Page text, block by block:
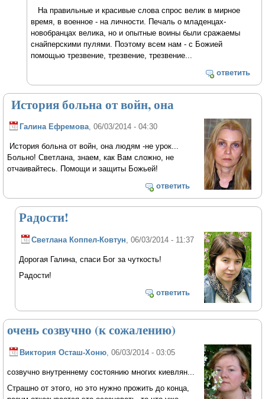
На правильные и красивые слова спрос велик в мирное
время, в военное - на личности. Печаль о младенцах-
новобранцах велика, но и опытные воины были сражаемы
снайперскими пулями. Поэтому всем нам - с Божией
помощью трезвение, трезвение, трезвение...
ответить
История больна от войн, она
Галина Ефремова, 06/03/2014 - 04:30
История больна от войн, она людям -не урок...
Больно! Светлана, знаем, как Вам сложно, не
отчаивайтесь. Помощи и защиты Божьей!
ответить
Радости!
Светлана Коппел-Ковтун, 06/03/2014 - 11:37
Дорогая Галина, спаси Бог за чуткость!
Радости!
ответить
очень созвучно (к сожалению)
Виктория Осташ-Хоню , 06/03/2014 - 03:05
созвучно внутреннему состоянию многих киевлян...
Страшно от этого, но это нужно прожить до конца,